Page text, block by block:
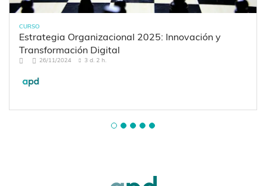
CURSO
Estrategia Organizacional 2025: Innovación y
Transformación Digital
26/11/2024 3 d. 2 h.